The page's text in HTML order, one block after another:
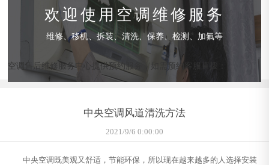
欢迎使用空调维修服务
维修、移机、拆装、清洗、保养、检测、加氟等
空调售后维修服务中心提供预约服务，如需预约客服直拨：
中央空调风道清洗方法
2021/9/6 0:00:00
中央空调既美观又舒适，节能环保，所以现在越来越多的人选择安装